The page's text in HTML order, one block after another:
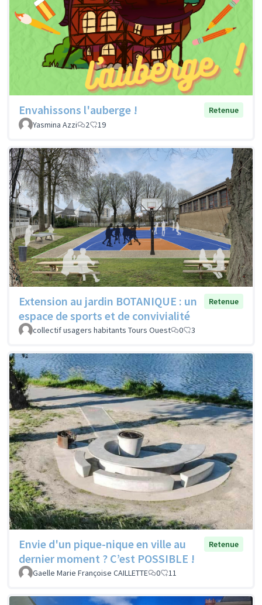
Envahissons l'auberge !
Retenue
Yasmina Azzi
2 19
Extension au jardin BOTANIQUE : un
espace de sports et de convivialité
Retenue
collectif usagers habitants Tours Ouest 0 3
Envie d'un pique-nique en ville au
dernier moment ? C’est POSSIBLE !
Retenue
Gaelle Marie Françoise CAILLETTE 0 11